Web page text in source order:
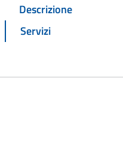
Descrizione
Servizi